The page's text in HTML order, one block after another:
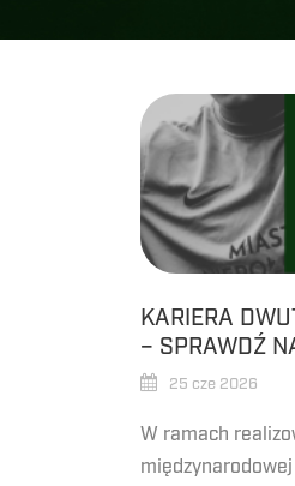
KARIERA
– SPRAWDŹ
25 cze 2026
W ramach